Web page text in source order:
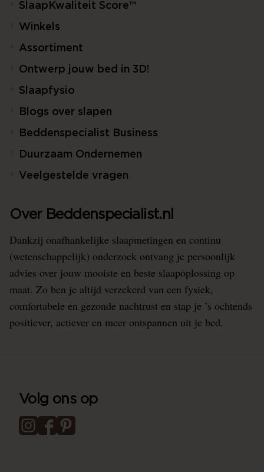
SlaapKwaliteit Score™
Winkels
Assortiment
Ontwerp jouw bed in 3D!
Slaapfysio
Blogs over slapen
Beddenspecialist Business
Duurzaam Ondernemen
Veelgestelde vragen
Over Beddenspecialist.nl
Dankzij onafhankelijke slaapmetingen en continu
(wetenschappelijk) onderzoek ontvang je persoonlijk
advies over jouw mooiste en beste slaapoplossing op
maat. Zo ben je altijd verzekerd van een fysiek,
comfortabele en gezonde nachtrust en stap je ’s ochtends
positiever, actiever en meer ontspannen uit je bed.
Volg ons op